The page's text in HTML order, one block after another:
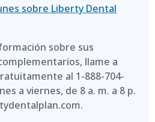
sobre Liberty Dental
sobre sus
llame a
al 1-888-704-
a viernes, de 8 a. m. a 8 p.